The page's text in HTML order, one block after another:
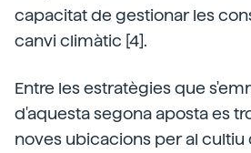
capacitat de gestionar les
canvi climàtic [4].
Entre les estratègies que
d'aquesta segona aposta es
noves ubicacions per al cultiu